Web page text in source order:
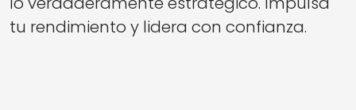
tu rendimiento y lidera con confianza.